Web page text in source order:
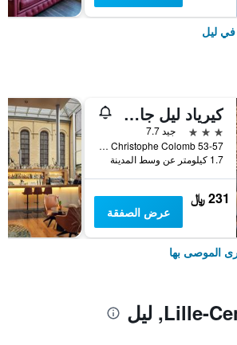
ليل
كيرياد ليل جار - جرون باليه
3 نجوم
جيد 7.7
53-57 rue Christophe Colomb, ليل, إقليم نور, فرنسا
1.7 كيلومتر عن وسط المدينة
231 ﷼
عرض الصفقة
الموصى بها